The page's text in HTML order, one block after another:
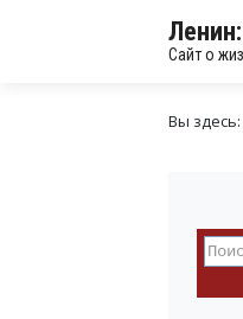
Сайт о
Вы здесь: